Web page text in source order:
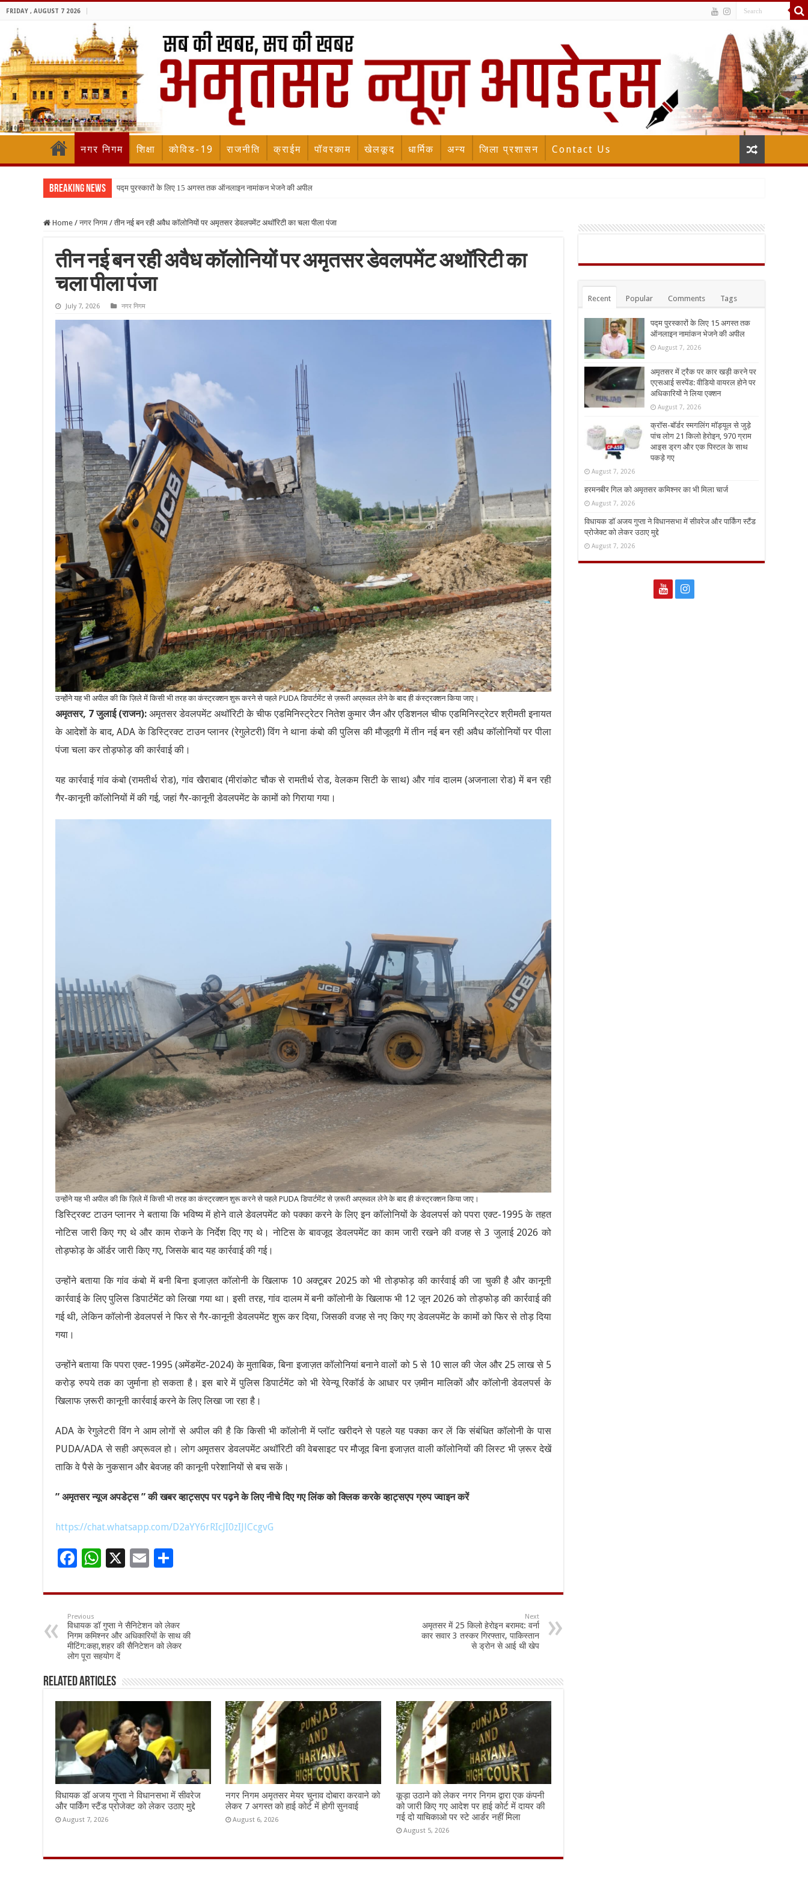
FRIDAY , AUGUST 7 2026
नगर निगम शिक्षा कोविड-19 राजनीति क्राईम पॉवरकाम खेलकूद धार्मिक अन्य जिला प्रशासन Contact Us
Breaking News पद्म पुरस्कारों के लिए 15 अगस्त तक ऑनलाइन नामांकन भेजने की अपील
Home / नगर निगम / तीन नई बन रही अवैध कॉलोनियों पर अमृतसर डेवलपमेंट अथॉरिटी का चला पीला पंजा
तीन नई बन रही अवैध कॉलोनियों पर अमृतसर डेवलपमेंट अथॉरिटी का
चला पीला पंजा
July 7, 2026 नगर निगम
उन्होंने यह भी अपील की कि ज़िले में किसी भी तरह का कंस्ट्रक्शन शुरू करने से पहले PUDA डिपार्टमेंट से ज़रूरी अप्रूवल लेने के बाद ही कंस्ट्रक्शन किया जाए।
अमृतसर, 7 जुलाई (राजन): अमृतसर डेवलपमेंट अथॉरिटी के चीफ एडमिनिस्ट्रेटर नितेश कुमार जैन और एडिशनल चीफ एडमिनिस्ट्रेटर श्रीमती इनायत
के आदेशों के बाद, ADA के डिस्ट्रिक्ट टाउन प्लानर (रेगुलेटरी) विंग ने थाना कंबो की पुलिस की मौजूदगी में तीन नई बन रही अवैध कॉलोनियों पर पीला
पंजा चला कर तोड़फोड़ की कार्रवाई की।
यह कार्रवाई गांव कंबो (रामतीर्थ रोड), गांव खैराबाद (मीरांकोट चौक से रामतीर्थ रोड, वेलकम सिटी के साथ) और गांव दालम (अजनाला रोड) में बन रही
गैर-कानूनी कॉलोनियों में की गई, जहां गैर-कानूनी डेवलपमेंट के कामों को गिराया गया।
उन्होंने यह भी अपील की कि ज़िले में किसी भी तरह का कंस्ट्रक्शन शुरू करने से पहले PUDA डिपार्टमेंट से ज़रूरी अप्रूवल लेने के बाद ही कंस्ट्रक्शन किया जाए।
डिस्ट्रिक्ट टाउन प्लानर ने बताया कि भविष्य में होने वाले डेवलपमेंट को पक्का करने के लिए इन कॉलोनियों के डेवलपर्स को पपरा एक्ट-1995 के तहत
नोटिस जारी किए गए थे और काम रोकने के निर्देश दिए गए थे। नोटिस के बावजूद डेवलपमेंट का काम जारी रखने की वजह से 3 जुलाई 2026 को
तोड़फोड़ के ऑर्डर जारी किए गए, जिसके बाद यह कार्रवाई की गई।
उन्होंने बताया कि गांव कंबो में बनी बिना इजाज़त कॉलोनी के खिलाफ 10 अक्टूबर 2025 को भी तोड़फोड़ की कार्रवाई की जा चुकी है और कानूनी
कार्रवाई के लिए पुलिस डिपार्टमेंट को लिखा गया था। इसी तरह, गांव दालम में बनी कॉलोनी के खिलाफ भी 12 जून 2026 को तोड़फोड़ की कार्रवाई की
गई थी, लेकिन कॉलोनी डेवलपर्स ने फिर से गैर-कानूनी डेवलपमेंट शुरू कर दिया, जिसकी वजह से नए किए गए डेवलपमेंट के कामों को फिर से तोड़ दिया
गया।
उन्होंने बताया कि पपरा एक्ट-1995 (अमेंडमेंट-2024) के मुताबिक, बिना इजाज़त कॉलोनियां बनाने वालों को 5 से 10 साल की जेल और 25 लाख से 5
करोड़ रुपये तक का जुर्माना हो सकता है। इस बारे में पुलिस डिपार्टमेंट को भी रेवेन्यू रिकॉर्ड के आधार पर ज़मीन मालिकों और कॉलोनी डेवलपर्स के
खिलाफ ज़रूरी कानूनी कार्रवाई करने के लिए लिखा जा रहा है।
ADA के रेगुलेटरी विंग ने आम लोगों से अपील की है कि किसी भी कॉलोनी में प्लॉट खरीदने से पहले यह पक्का कर लें कि संबंधित कॉलोनी के पास
PUDA/ADA से सही अप्रूवल हो। लोग अमृतसर डेवलपमेंट अथॉरिटी की वेबसाइट पर मौजूद बिना इजाज़त वाली कॉलोनियों की लिस्ट भी ज़रूर देखें
ताकि वे पैसे के नुकसान और बेवजह की कानूनी परेशानियों से बच सकें।
” अमृतसर न्यूज अपडेट्स ” की खबर व्हाट्सएप पर पढ़ने के लिए नीचे दिए गए लिंक को क्लिक करके व्हाट्सएप ग्रुप ज्वाइन करें
https://chat.whatsapp.com/D2aYY6rRIcJI0zIJlCcgvG
F
e
b
o
o
k
W
at
sA
p
p
X
E
ai ar
Previous
विधायक डॉ गुप्ता ने सैनिटेशन को लेकर
निगम कमिश्नर और अधिकारियों के साथ की
मीटिंग:कहा,शहर की सैनिटेशन को लेकर
लोग पूरा सहयोग दें
Next
अमृतसर में 25 किलो हेरोइन बरामद: वर्ना
कार सवार 3 तस्कर गिरफ्तार, पाकिस्तान
से ड्रोन से आई थी खेप
Related Articles
विधायक डॉ अजय गुप्ता ने विधानसभा में सीवरेज
और पार्किंग स्टैंड प्रोजेक्ट को लेकर उठाए मुद्दे
August 7, 2026
नगर निगम अमृतसर मेयर चुनाव दोबारा करवाने को
लेकर 7 अगस्त को हाई कोर्ट में होगी सुनवाई
August 6, 2026
कूड़ा उठाने को लेकर नगर निगम द्वारा एक कंपनी
को जारी किए गए आदेश पर हाई कोर्ट में दायर की
गई दो याचिकाओ पर स्टे आर्डर नहीं मिला
August 5, 2026
Recent Popular Comments Tags
पद्म पुरस्कारों के लिए 15 अगस्त तक
ऑनलाइन नामांकन भेजने की अपील
August 7, 2026
अमृतसर में ट्रैक पर कार खड़ी करने पर
एएसआई सस्पेंड: वीडियो वायरल होने पर
अधिकारियों ने लिया एक्शन
August 7, 2026
क्रॉस-बॉर्डर स्मगलिंग मॉड्यूल से जुड़े
पांच लोग 21 किलो हेरोइन, 970 ग्राम
आइस ड्रग और एक पिस्टल के साथ
पकड़े गए
August 7, 2026
हरमनबीर गिल को अमृतसर कमिश्नर का भी मिला चार्ज
August 7, 2026
विधायक डॉ अजय गुप्ता ने विधानसभा में सीवरेज और पार्किंग स्टैंड
प्रोजेक्ट को लेकर उठाए मुद्दे
August 7, 2026